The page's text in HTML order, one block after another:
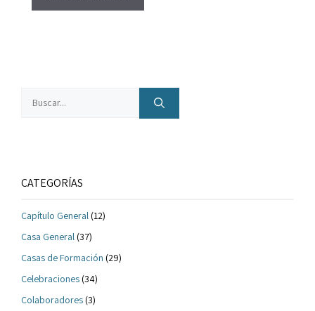
CATEGORÍAS
Capítulo General (12)
Casa General (37)
Casas de Formación (29)
Celebraciones (34)
Colaboradores (3)